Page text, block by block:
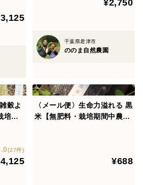
べ頃の時期になります。
いてきます。ご了承ください。
¥2,750
千葉県君津市
ののま自然農園
穀よ
培期
(27件)
〈メール便〉生命力溢れる 黒
米【無肥料・栽培期間中農薬
¥688